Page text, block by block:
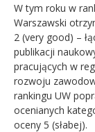
W tym roku w
Warszawski
2 (very good) –
publikacji
pracujących w
rozwoju
rankingu UW
ocenianych
oceny 5 (słabej).